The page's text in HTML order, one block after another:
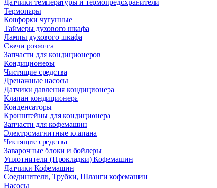
Датчики температуры и термопредохранители
Термопары
Конфорки чугунные
Таймеры духового шкафа
Лампы духового шкафа
Свечи розжига
Запчасти для кондиционеров
Кондиционеры
Чистящие средства
Дренажные насосы
Датчики давления кондиционера
Клапан кондиционера
Конденсаторы
Кронштейны для кондиционера
Запчасти для кофемашин
Электромагнитные клапана
Чистящие средства
Заварочные блоки и бойлеры
Уплотнители (Прокладки) Кофемашин
Датчики Кофемашин
Соединители, Трубки, Шланги кофемашин
Насосы